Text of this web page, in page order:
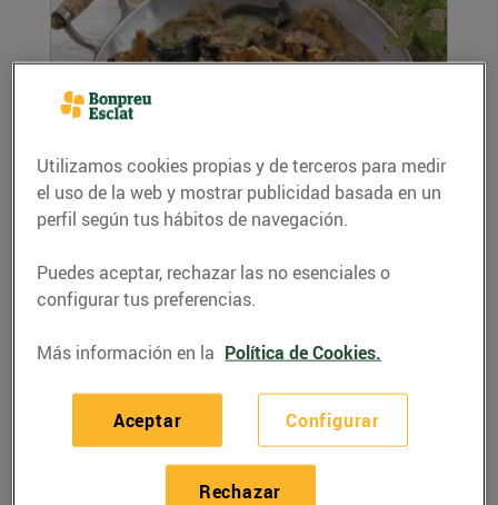
Fricandó amb bolets
Ingredients per a 4 persones: 600 g de vedella a
filets 250 g de bolets variats 3...
LEER MÁS
Utilizamos cookies propias y de terceros para medir
el uso de la web y mostrar publicidad basada en un
perfil según tus hábitos de navegación.
Puedes aceptar, rechazar las no esenciales o
configurar tus preferencias.
Más información en la Política de Cookies.
Configurar
Rechazar
Aceptar